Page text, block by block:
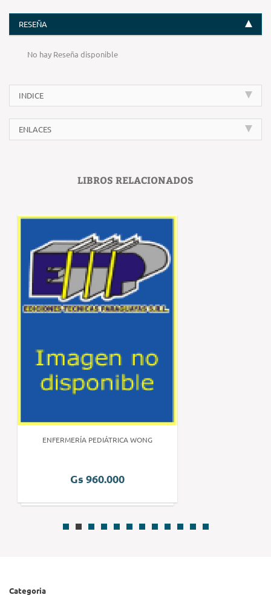
RESEÑA
No hay Reseña disponible
INDICE
ENLACES
LIBROS RELACIONADOS
ENFERMERÍA PEDIÁTRICA WONG
Gs 960.000
Categoria